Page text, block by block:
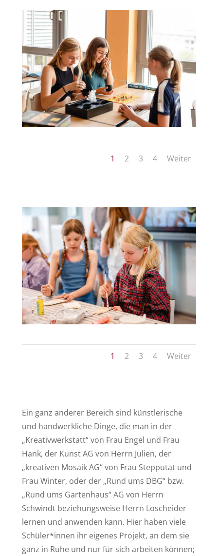
1 2 3 4 Weiter
1 2 3 4 Weiter
Ein ganz anderer Bereich sind künstlerische
und handwerkliche Dinge, die man in der
„Kreativwerkstatt“ von Frau Engel und Frau
Hank, der Kunst AG von Herrn Julien, der
„kreativen Mosaik AG“ von Frau Stepputat und
Frau Winter, oder der „Rund ums DBG“ bzw.
„Rund ums Gartenhaus“ AG von Herrn
Schwindt beziehungsweise Herrn Loscheider
lernen und anwenden kann. Hier haben viele
Schüler*innen ihr eigenes Projekt, an dem sie
ganz in Ruhe und nur für sich arbeiten können;